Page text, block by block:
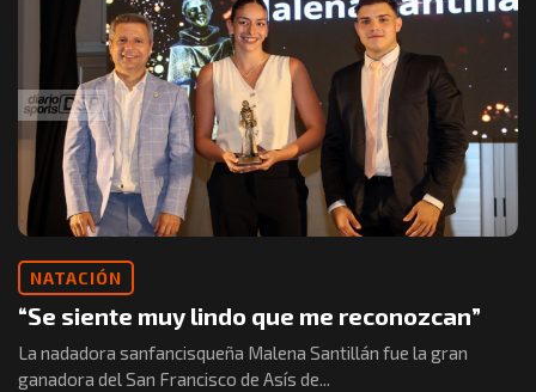
NATACIÓN
“Se siente muy lindo que me reconozcan”
La nadadora sanfancisqueña Malena Santillán fue la gran
ganadora del San Francisco de Asís de...